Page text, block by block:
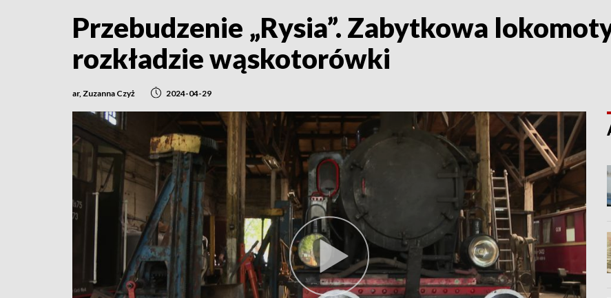
Przebudzenie „Rysia”. Zabytkowa
rozkładzie wąskotorówki
ar, Zuzanna Czyż 2024-04-29